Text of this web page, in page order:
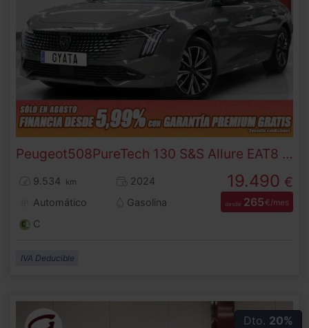
Peugeot508 PureTech 130 S&S Allure EAT8 96 kW (130 CV)
9.534 km
2024
Automático
Gasolina
C
19.490 €
desde 265€/mes
IVA Deducible
Dto. 20%